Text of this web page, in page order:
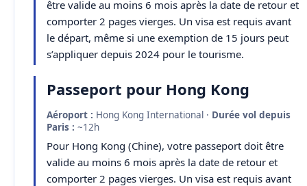
être valide au moins 6 mois après la date de retour et
comporter 2 pages vierges. Un visa est requis avant
le départ, même si une exemption de 15 jours peut
s’appliquer depuis 2024 pour le tourisme.
Passeport pour Hong Kong
Aéroport : Hong Kong International · Durée vol depuis
Paris : ~12h
Pour Hong Kong (Chine), votre passeport doit être
valide au moins 6 mois après la date de retour et
comporter 2 pages vierges. Un visa est requis avant